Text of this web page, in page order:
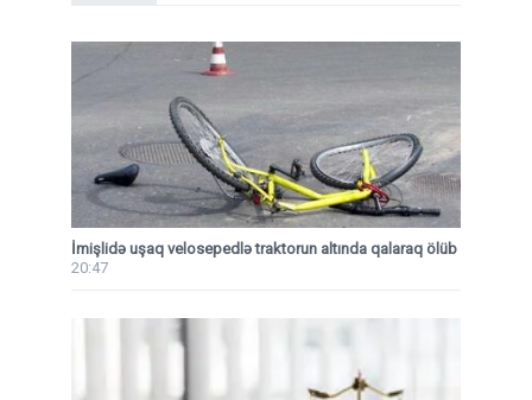
İmişlidə uşaq velosepedlə traktorun altında qalaraq ölüb
20:47